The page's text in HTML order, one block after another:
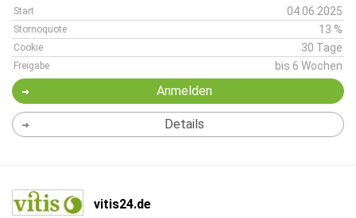
Start 04.06.2025
Stornoquote 13 %
Cookie 30 Tage
Freigabe bis 6 Wochen
Anmelden
Details
vitis24.de